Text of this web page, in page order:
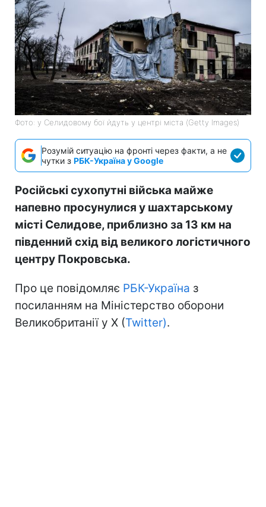
Фото: у Селидовому бої йдуть у центрі міста (Getty Images)
Розумій ситуацію на фронті через факти, а не
чутки з РБК-Україна у Google
Російські сухопутні війська майже
напевно просунулися у шахтарському
місті Селидове, приблизно за 13 км на
південний схід від великого логістичного
центру Покровська.
Про це повідомляє РБК-Україна з
посиланням на Міністерство оборони
Великобританії у X (Twitter).